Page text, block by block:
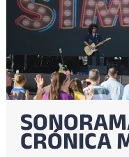
CRÓNICA